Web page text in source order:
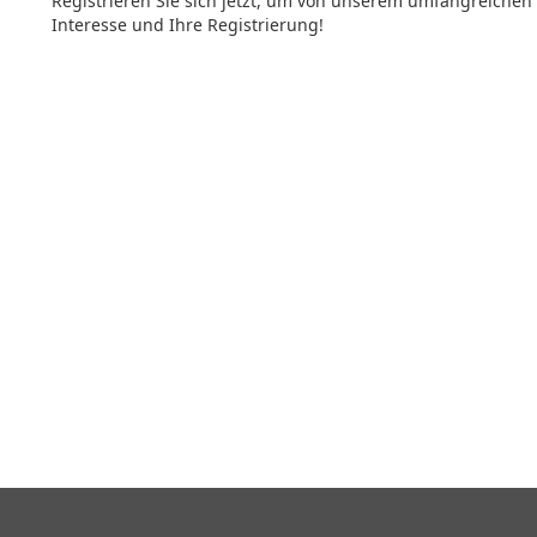
Interesse und Ihre Registrierung!